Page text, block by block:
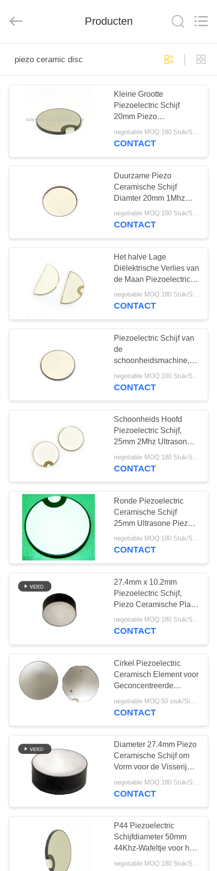
PRODUCTEN
ONGEVEER
FABRIEKSREIS
KWALITEITSCONTROLE
CONTACTEER
ONS
VERZOEK
OM EEN
CITAAT
SITEMAP
PRIVACY
POLICY
Technology
Producten
piezo ceramic disc
Kleine Grootte
Piezoelectric Schijf
20mm Piezo
Ceramische Schijf van
3Mhz voor
negotiable MOQ:180 Stuk/Stukken
CONTACT
Duurzame Piezo
Ceramische Schijf
Diamter 20mm 1Mhz
voor Ultrasoon
Schoonheidshoofd
negotiable MOQ:100 Stuk/Stukken
CONTACT
Het halve Lage
Diëlektrische Verlies van
de Maan Piezoelectric
Ceramische Schijf voor
Foetaal Doppler
negotiable MOQ:180 Stuk/Stukken
CONTACT
Piezoelectric Schijf van
de
schoonheidsmachine,
16mm 2Mhz Piezo Schijf
Hoge Duurzaamheid
CONTACT
Schoonheids Hoofd
Piezoelectric Schijf,
25mm 2Mhz Ultrasone
Piezo Schijf Kleine
Grootte
negotiable MOQ:180 Stuk/Stukken
CONTACT
Ronde Piezoelectric
Ceramische Schijf
25mm Ultrasone Piezo
de Schijf Kleine Grootte
van 1Mhz
negotiable MOQ:180 Stuk/Stukken
CONTACT
27.4mm x 10.2mm
Piezoelectric Schijf,
Piezo Ceramische Plaat
voor Vissende Vinder
negotiable MOQ:180 Stuk/Stukken
CONTACT
Cirkel Piezoelectric
Ceramisch Element voor
Geconcentreerde
Ultrasone Omvormer
CONTACT
Diameter 27.4mm Piezo
Ceramische Schijf om
Vorm voor de Visserij
van Vinderomvormer
negotiable MOQ:180 Stuk/Stukken
CONTACT
P44 Piezoelectric
Schijfdiameter 50mm
44Khz-Wafeltje voor het
Schoonmaken van
negotiable MOQ:180 Stuk/Stukken